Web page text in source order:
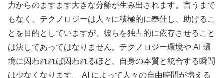
力からのますます大きな分離が生み出されます。言うまで
もなく、テクノロジーは人々に積極的に奉仕し、助けるこ
とを目的としていますが、彼らを独占的に依存させること
は決してあってはなりません。テクノロジー環境や AI 環
境に囚われれば囚われるほど、自身の本質と統合する瞬間
は少なくなります。 AI によって人々の自由時間が増える